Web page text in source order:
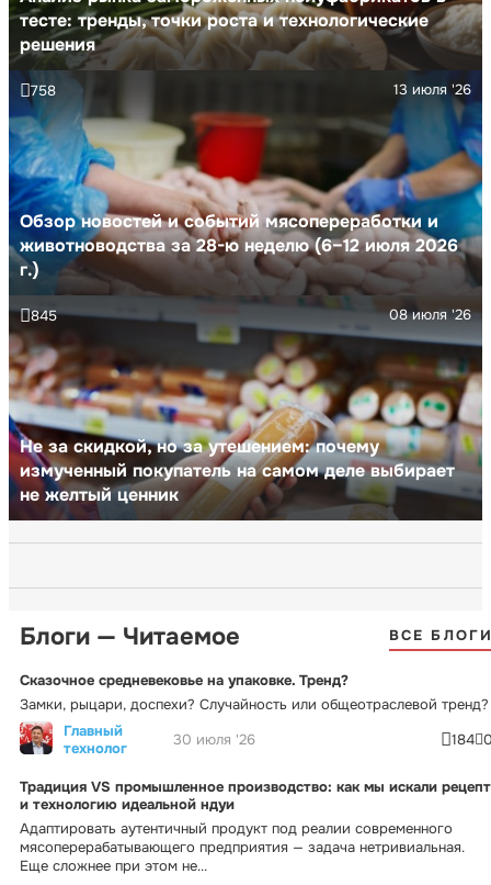
тесте: тренды, точки роста и технологические
решения
Обзор новостей и событий мясопереработки и
животноводства за 28-ю неделю (6–12 июля 2026
г.)
13 июля '26
758
Не за скидкой, но за утешением: почему
измученный покупатель на самом деле выбирает
не желтый ценник
08 июля '26
845
Блоги — Читаемое ВСЕ
Сказочное средневековье на упаковке. Тренд?
Замки, рыцари, доспехи? Случайность или общеотраслевой тренд?
Главный
технолог
30 июля '26 184
Традиция VS промышленное производство: как мы искали рецепт
и технологию идеальной ндуи
Адаптировать аутентичный продукт под реалии современного
мясоперерабатывающего предприятия — задача нетривиальная.
Еще сложнее при этом не...